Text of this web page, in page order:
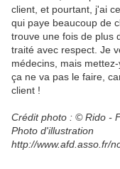
client, et pourtant, j'ai
qui paye beaucoup de
trouve une fois de plus
traité avec respect. Je
médecins, mais
ça ne va pas le faire,
client !
Crédit photo : © Rido -
Photo d'illustration
http://www.afd.asso.fr/